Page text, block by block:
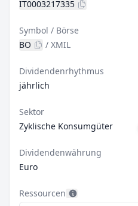
IT0003217335
Symbol / Börse
BO
/ XMIL
Dividendenrhythmus
jährlich
Sektor
Zyklische Konsumgüter
Dividendenwährung
Euro
Ressourcen